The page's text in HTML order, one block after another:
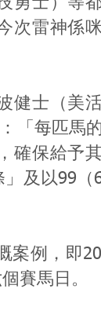
次雷神係
健士（美活
「每匹馬
確保給予
及以99（
案例，即
賽馬日。